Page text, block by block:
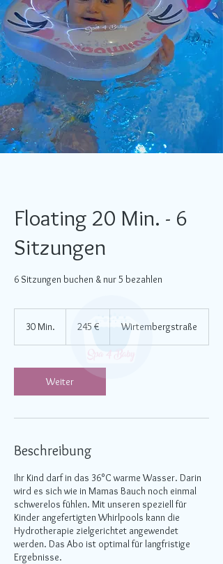
Floating 20 Min. - 6
Sitzungen
6 Sitzungen buchen & nur 5 bezahlen
30 Min.
i
n
.
245 € Wirtembergstraße
Weiter
Beschreibung
Ihr Kind darf in das 36°C warme Wasser. Darin
wird es sich wie in Mamas Bauch noch einmal
schwerelos fühlen. Mit unseren speziell für
Kinder angefertigten Whirlpools kann die
Hydrotherapie zielgerichtet angewendet
werden. Das Abo ist optimal für langfristige
Ergebnisse.